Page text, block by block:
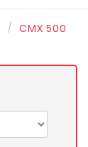
CMX 500